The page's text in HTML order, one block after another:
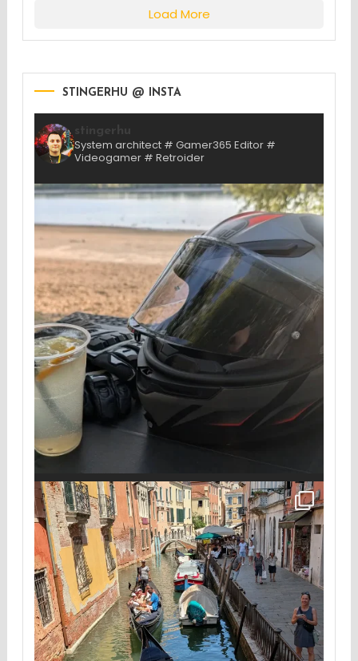
Load More
STINGERHU @ INSTA
System architect # Gamer365 Editor #
Videogamer # Retroider